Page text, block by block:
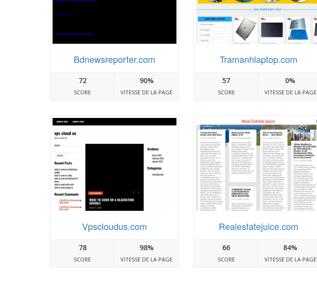
Bdnewsreporter.com
72
SCORE
90%
VITESSE DE LA PAGE
Tramanhlaptop.com
57
SCORE
0%
VITESSE DE LA PAGE
Vpscloudus.com
78
SCORE
98%
VITESSE DE LA PAGE
Realestatejuice.com
66
SCORE
84%
VITESSE DE LA PAGE